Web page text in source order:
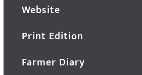
Website
Print Edition
Farmer Diary